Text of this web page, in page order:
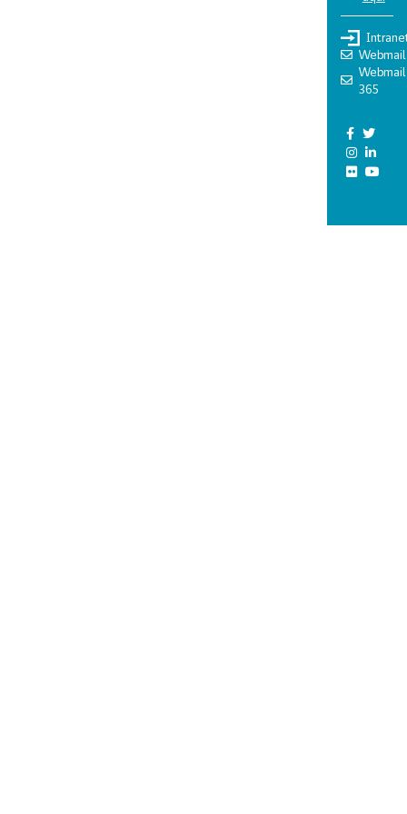
Webmail
Webmail
365